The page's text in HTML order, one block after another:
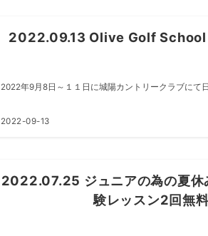
2022.09.13 Olive Golf School
2022年9月8日～１１日に城陽カントリークラブにて
2022-09-13
2022.07.25 ジュニアの為の夏
験レッスン2回無